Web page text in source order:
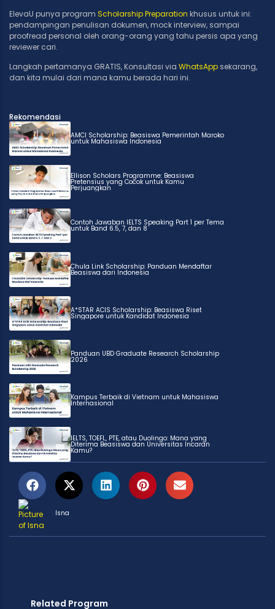
ElevaU punya program Scholarship Preparation khusus untuk ini:
pendampingan penulisan dokumen, mock interview, sampai
proofread personal oleh orang-orang yang tahu persis apa yang
reviewer cari.
Langkah pertamanya GRATIS, Konsultasi via WhatsApp sekarang,
dan kita mulai dari mana kamu berada hari ini.
Rekomendasi
AMCI Scholarship: Beasiswa Pemerintah Maroko
untuk Mahasiswa Indonesia
Ellison Scholars Programme: Beasiswa
Pretensius yang Cocok untuk Kamu
Perjuangkan
Contoh Jawaban IELTS Speaking Part 1 per Tema
untuk Band 6.5, 7, dan 8
Chula Link Scholarship: Panduan Mendaftar
Beasiswa dari Indonesia
A*STAR ACIS Scholarship: Beasiswa Riset
Singapore untuk Kandidat Indonesia
Panduan UBD Graduate Research Scholarship
2026
Kampus Terbaik di Vietnam untuk Mahasiswa
Internasional
IELTS, TOEFL, PTE, atau Duolingo: Mana yang
Diterima Beasiswa dan Universitas Incaran
Kamu?
Isna
Related Program